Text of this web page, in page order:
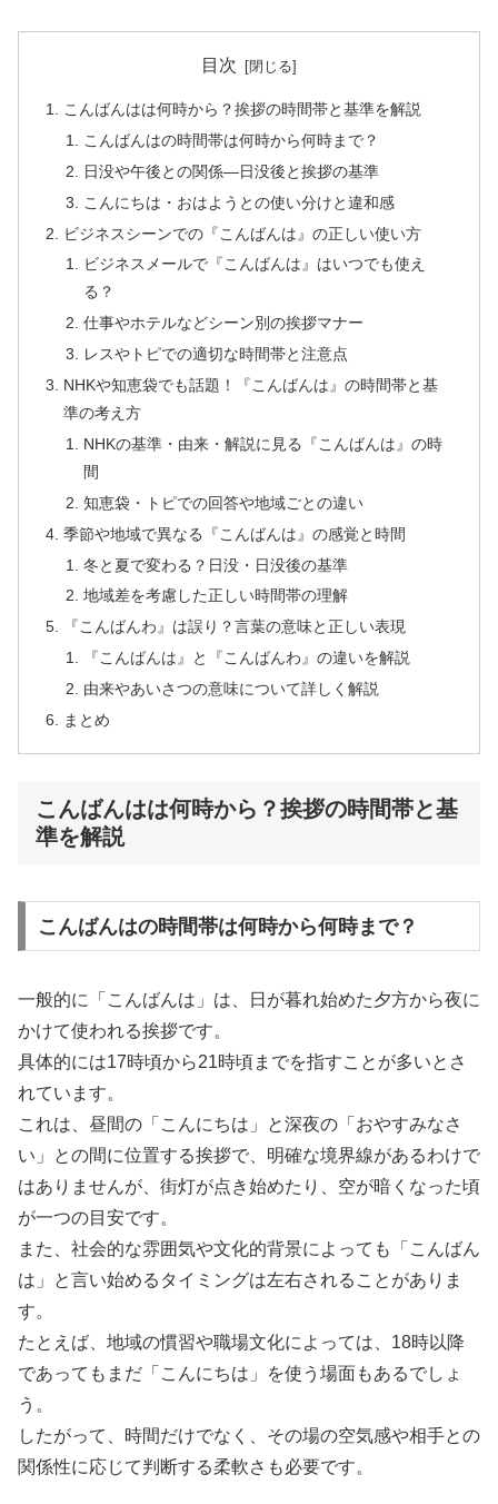
目次
こんばんはは何時から？挨拶の時間帯と基準を解説
こんばんはの時間帯は何時から何時まで？
日没や午後との関係―日没後と挨拶の基準
こんにちは・おはようとの使い分けと違和感
ビジネスシーンでの『こんばんは』の正しい使い方
ビジネスメールで『こんばんは』はいつでも使え
る？
仕事やホテルなどシーン別の挨拶マナー
レスやトピでの適切な時間帯と注意点
NHKや知恵袋でも話題！『こんばんは』の時間帯と基
準の考え方
NHKの基準・由来・解説に見る『こんばんは』の時
間
知恵袋・トピでの回答や地域ごとの違い
季節や地域で異なる『こんばんは』の感覚と時間
冬と夏で変わる？日没・日没後の基準
地域差を考慮した正しい時間帯の理解
『こんばんわ』は誤り？言葉の意味と正しい表現
『こんばんは』と『こんばんわ』の違いを解説
由来やあいさつの意味について詳しく解説
まとめ
こんばんはは何時から？挨拶の時間帯と基
準を解説
こんばんはの時間帯は何時から何時まで？
一般的に「こんばんは」は、日が暮れ始めた夕方から夜に
かけて使われる挨拶です。
具体的には17時頃から21時頃までを指すことが多いとさ
れています。
これは、昼間の「こんにちは」と深夜の「おやすみなさ
い」との間に位置する挨拶で、明確な境界線があるわけで
はありませんが、街灯が点き始めたり、空が暗くなった頃
が一つの目安です。
また、社会的な雰囲気や文化的背景によっても「こんばん
は」と言い始めるタイミングは左右されることがありま
す。
たとえば、地域の慣習や職場文化によっては、18時以降
であってもまだ「こんにちは」を使う場面もあるでしょ
う。
したがって、時間だけでなく、その場の空気感や相手との
関係性に応じて判断する柔軟さも必要です。